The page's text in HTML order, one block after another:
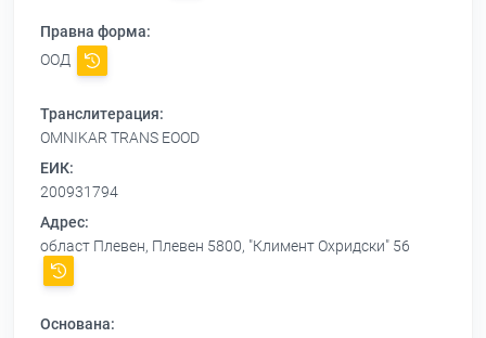
Правна форма:
ООД
Транслитерация:
OMNIKAR TRANS EOOD
ЕИК:
200931794
Адрес:
област Плевен, Плевен 5800, "Климент Охридски" 56
Основана: